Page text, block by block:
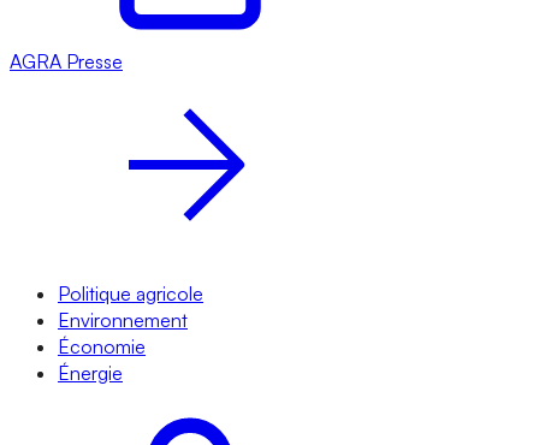
AGRA Presse
Politique agricole
Environnement
Économie
Énergie